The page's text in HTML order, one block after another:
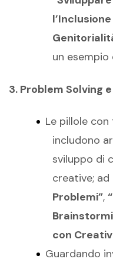
un
3. Problem Solving
Le pillole con
includono
sviluppo di
creative; ad
Problemi”,
con
Guardando